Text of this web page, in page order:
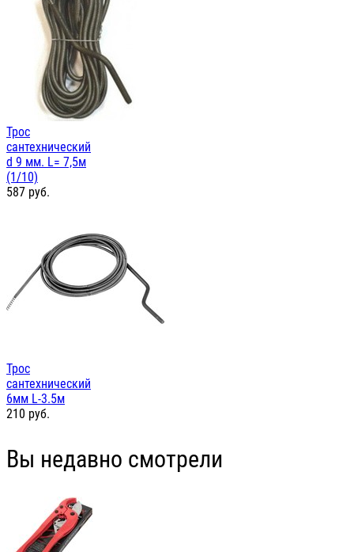
Трос
сантехнический
d 9 мм. L= 7,5м
(1/10)
587 руб.
Трос
сантехнический
6мм L-3.5м
210 руб.
Вы недавно смотрели